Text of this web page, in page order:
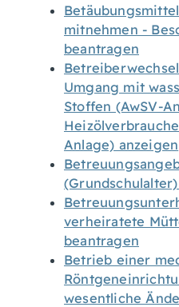
mitnehmen -
beantragen
Umgang mit
Stoffen (AwSV-
Anlage) anzeigen
verheiratete
beantragen
Betrieb einer
wesentliche